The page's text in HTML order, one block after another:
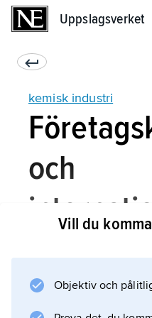
Uppslagsverket
kemisk industri
och
Oljeprisstegringarna
lågkonjunkturen
Vill du
Objektiv och